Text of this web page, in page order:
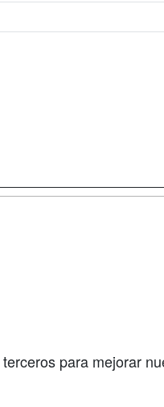
para mejorar